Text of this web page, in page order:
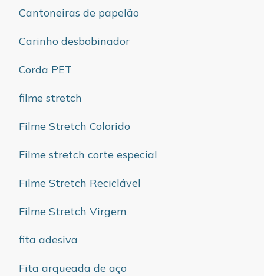
Cantoneiras de papelão
Carinho desbobinador
Corda PET
filme stretch
Filme Stretch Colorido
Filme stretch corte especial
Filme Stretch Reciclável
Filme Stretch Virgem
fita adesiva
Fita arqueada de aço